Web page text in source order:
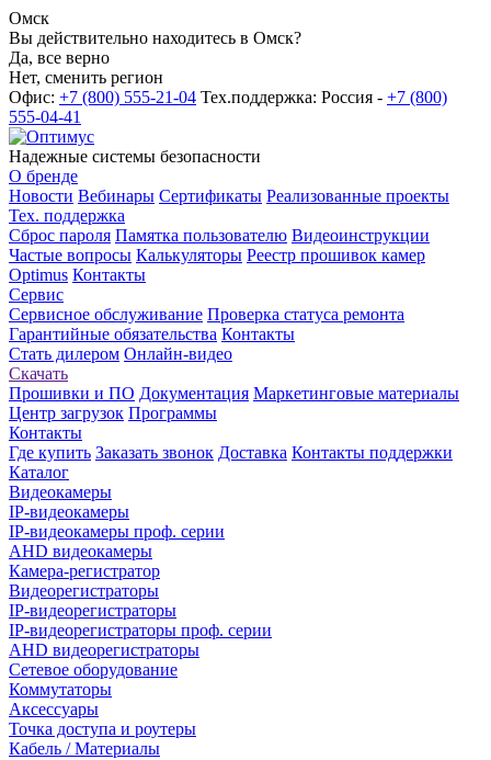
Омск
Вы действительно находитесь в Омск?
Да, все верно
Нет, сменить регион
Офис: +7 (800) 555-21-04 Тех.поддержка: Россия - +7 (800)
555-04-41
Надежные системы безопасности
О бренде
Новости Вебинары Сертификаты Реализованные проекты
Тех. поддержка
Сброс пароля Памятка пользователю Видеоинструкции
Частые вопросы Калькуляторы Реестр прошивок камер
Optimus Контакты
Сервис
Сервисное обслуживание Проверка статуса ремонта
Гарантийные обязательства Контакты
Стать дилером Онлайн-видео
Скачать
Прошивки и ПО Документация Маркетинговые материалы
Центр загрузок Программы
Контакты
Где купить Заказать звонок Доставка Контакты поддержки
Каталог
Видеокамеры
IP-видеокамеры
IP-видеокамеры проф. серии
AHD видеокамеры
Камера-регистратор
Видеорегистраторы
IP-видеорегистраторы
IP-видеорегистраторы проф. серии
AHD видеорегистраторы
Сетевое оборудование
Коммутаторы
Аксессуары
Точка доступа и роутеры
Кабель / Материалы